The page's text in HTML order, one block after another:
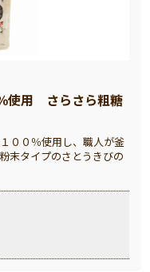
使用 さらさら粗糖
００％使用し、職人が釜
末タイプのさとうきびの